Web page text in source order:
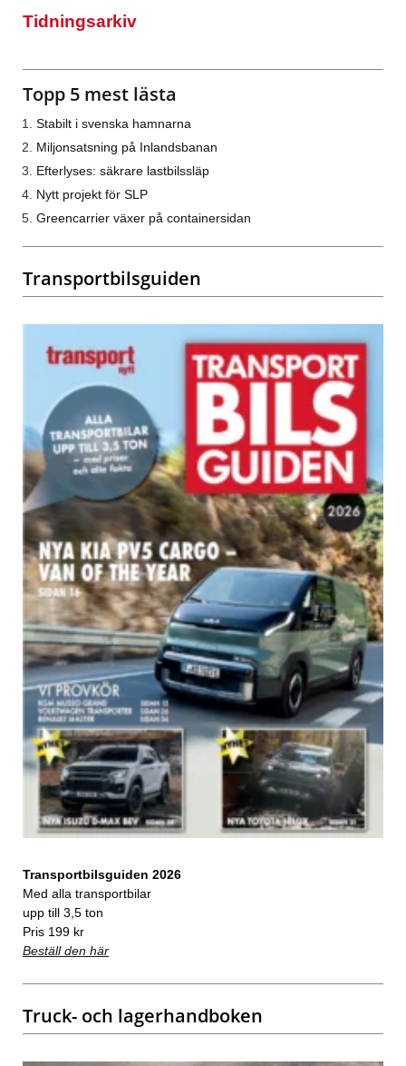
Tidningsarkiv
Topp 5 mest lästa
Stabilt i svenska hamnarna
Miljonsatsning på Inlandsbanan
Efterlyses: säkrare lastbilssläp
Nytt projekt för SLP
Greencarrier växer på containersidan
Transportbilsguiden
Transportbilsguiden 2026
Med alla transportbilar
upp till 3,5 ton
Pris 199 kr
Beställ den här
Truck- och lagerhandboken